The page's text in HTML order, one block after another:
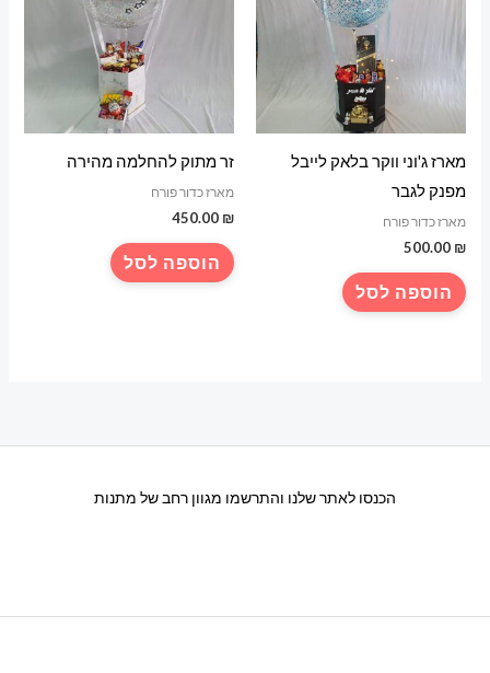
האפשרויות
המוצר
מארז ג'וני ווקר בלאק לייבל
מפנק לגבר
מארז כדור פורח
500.00 ₪
הוספה לסל
זר מתוק להחלמה מהירה
מארז כדור פורח
450.00 ₪
הוספה לסל
הכנסו לאתר שלנו והתרשמו מגוון רחב של מתנות